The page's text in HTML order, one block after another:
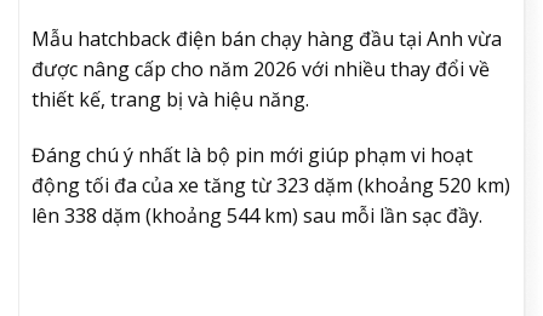
Mẫu hatchback điện bán chạy hàng đầu tại Anh vừa
được nâng cấp cho năm 2026 với nhiều thay đổi về
thiết kế, trang bị và hiệu năng.
Đáng chú ý nhất là bộ pin mới giúp phạm vi hoạt
động tối đa của xe tăng từ 323 dặm (khoảng 520 km)
lên 338 dặm (khoảng 544 km) sau mỗi lần sạc đầy.